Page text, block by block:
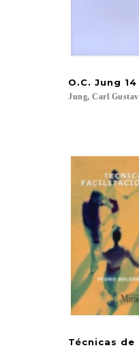
O.C. Jung 14
Jung, Carl Gustav
Técnicas de